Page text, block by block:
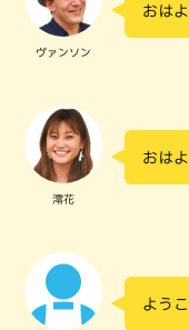
ヴァンソン
おは
澪花
おは
よう